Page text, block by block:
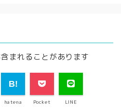
まれることがあります
hatena Pocket LINE